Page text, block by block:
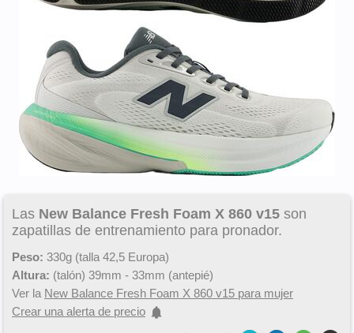
Las New Balance Fresh Foam X 860 v15 son
zapatillas de entrenamiento para pronador.
Peso: 330g (talla 42,5 Europa)
Altura: (talón) 39mm - 33mm (antepié)
Ver la New Balance Fresh Foam X 860 v15 para mujer
Crear una alerta de precio